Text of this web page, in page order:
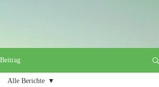
Beitrag
Alle Berichte